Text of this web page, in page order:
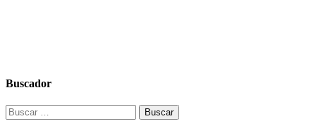
Buscador
Buscar: